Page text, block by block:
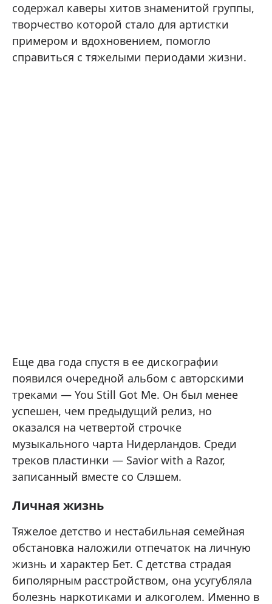
содержал каверы хитов знаменитой группы,
творчество которой стало для артистки
примером и вдохновением, помогло
справиться с тяжелыми периодами жизни.
Еще два года спустя в ее дискографии
появился очередной альбом с авторскими
треками — You Still Got Me. Он был менее
успешен, чем предыдущий релиз, но
оказался на четвертой строчке
музыкального чарта Нидерландов. Среди
треков пластинки — Savior with a Razor,
записанный вместе со Слэшем.
Личная жизнь
Тяжелое детство и нестабильная семейная
обстановка наложили отпечаток на личную
жизнь и характер Бет. С детства страдая
биполярным расстройством, она усугубляла
болезнь наркотиками и алкоголем. Именно в